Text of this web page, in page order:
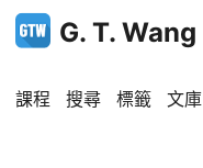
G. T. Wang
課程 搜尋 標籤 文庫